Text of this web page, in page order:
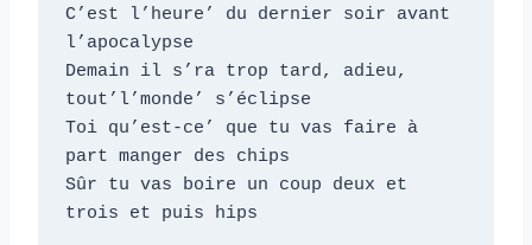
C’est l’heure’ du dernier soir avant
l’apocalypse
Demain il s’ra trop tard, adieu,
tout’l’monde’ s’éclipse
Toi qu’est-ce’ que tu vas faire à
part manger des chips
Sûr tu vas boire un coup deux et
trois et puis hips